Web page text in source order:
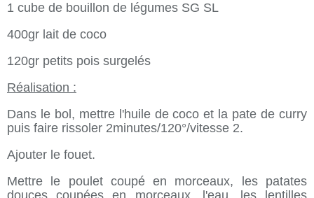
1 cube de bouillon de légumes SG SL
400gr lait de coco
120gr petits pois surgelés
Réalisation :
Dans le bol, mettre l'huile de coco et la pate de curry
puis faire rissoler 2minutes/120°/vitesse 2.
Ajouter le fouet.
Mettre le poulet coupé en morceaux, les patates
douces coupées en morceaux, l'eau, les lentilles